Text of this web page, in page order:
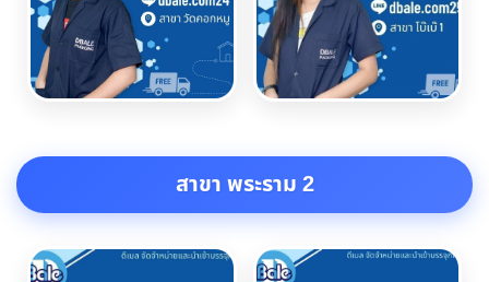
สาขา พระราม 2